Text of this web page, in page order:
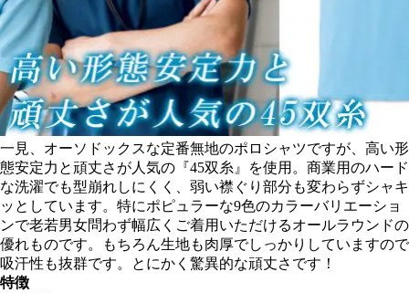
一見、オーソドックスな定番無地のポロシャツですが、高い形
態安定力と頑丈さが人気の『45双糸』を使用。商業用のハード
な洗濯でも型崩れしにくく、弱い襟ぐり部分も変わらずシャキ
ッとしています。特にポピュラーな9色のカラーバリエーショ
ンで老若男女問わず幅広くご着用いただけるオールラウンドの
優れものです。もちろん生地も肉厚でしっかりしていますので
吸汗性も抜群です。とにかく驚異的な頑丈さです！
特徴